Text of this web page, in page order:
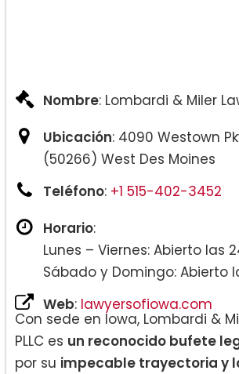
Nombre: Lombardi & Miler
Ubicación: 4090 Westown
(50266) West Des Moines
Teléfono: +1 515-402-3452
Horario:
Lunes – Viernes: Abierto las
Sábado y Domingo: Abierto
Web: lawyersofiowa.com
Con sede en Iowa, Lombardi &
PLLC es un reconocido bufete
por su impecable trayectoria y